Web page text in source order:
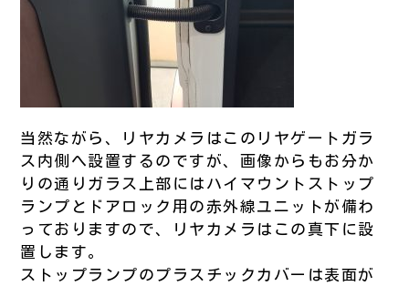
当然ながら、リヤカメラはこのリヤゲートガラ
ス内側へ設置するのですが、画像からもお分か
りの通りガラス上部にはハイマウントストップ
ランプとドアロック用の赤外線ユニットが備わ
っておりますので、リヤカメラはこの真下に設
置します。
ストップランプのプラスチックカバーは表面が